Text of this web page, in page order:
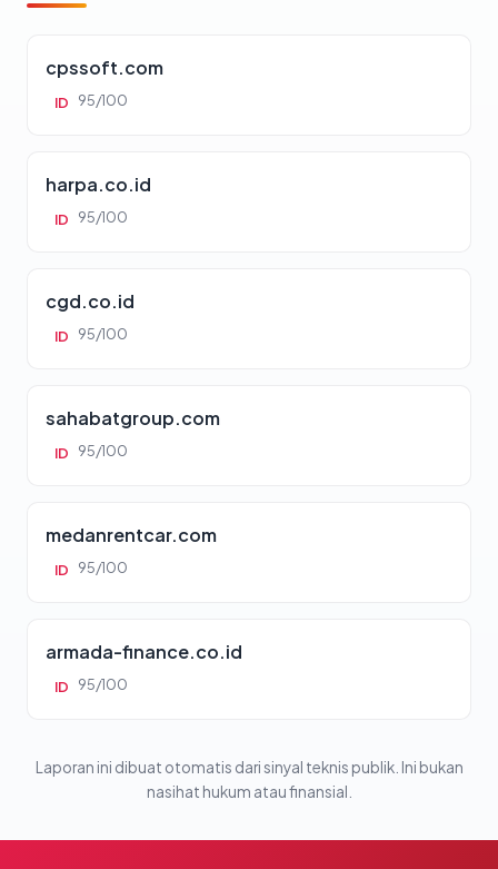
cpssoft.com
ID 95/100
harpa.co.id
ID 95/100
cgd.co.id
ID 95/100
sahabatgroup.com
ID 95/100
medanrentcar.com
ID 95/100
armada-finance.co.id
ID 95/100
Laporan ini dibuat otomatis dari sinyal teknis publik. Ini bukan
nasihat hukum atau finansial.